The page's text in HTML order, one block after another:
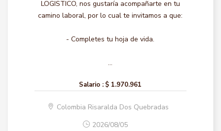
LOGISTICO, nos gustaría acompañarte en tu
camino laboral, por lo cual te invitamos a que:
- Completes tu hoja de vida.
...
Salario : $ 1.970.961
Colombia Risaralda Dos Quebradas
2026/08/05